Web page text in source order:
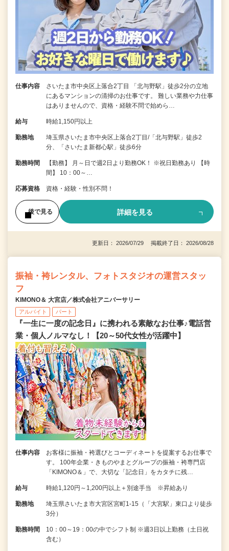
仕事内容
さいたま市中央区上落合2丁目 「北与野駅」徒歩2分の立地
にあるマンションの清掃のお仕事です。 難しい業務や力仕事
はありませんので、資格・経験不問で始めら…
給与 時給1,150円以上
勤務地
埼玉県さいたま市中央区上落合2丁目/「北与野駅」徒歩2
分、「さいたま新都心駅」徒歩6分
勤務時間
【勤務】 月～日で週2日より勤務OK！ ※祝日勤務あり 【時
間】 10：00～…
応募資格 資格・経験・性別不問！
後で見る 詳細を見る
更新日： 2026/07/29 掲載終了日： 2026/08/28
振袖・袴レンタル、フォトスタジオの運営スタッ
フ
KIMONO＆ 大宮店／株式会社アニバーサリー
アルバイト パート
『一生に一度の記念日』に携われる素敵なお仕事♪電話営
業・個人ノルマなし！【20～50代女性が活躍中】
仕事内容
お客様に振袖・袴選びとコーディネートを提案するお仕事で
す。 100年企業・きものやまとグループの振袖・袴専門店
「KIMONO＆」で、大切な「記念日」をカタチに残…
給与 時給1,120円～1,200円以上＋別途手当 ※昇給あり
勤務地
埼玉県さいたま市大宮区宮町1-15（「大宮駅」東口より徒歩
3分）
勤務時間
10：00～19：00の中でシフト制 ※週3日以上勤務（土日祝
含む）